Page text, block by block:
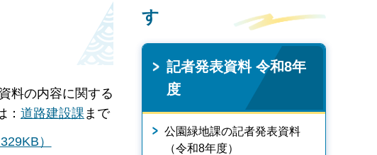
料の内容に関する
： 道路建設課 まで
）
す
記者発表資料 令和8年
度
公園緑地課の記者発表資料
（令和8年度）